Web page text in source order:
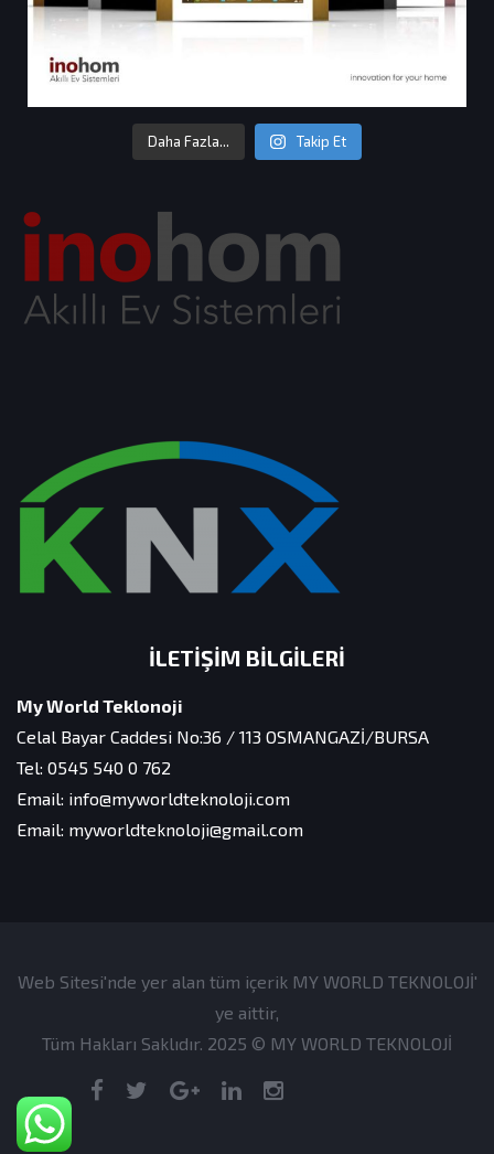
Daha Fazla... Takip Et
İLETIŞIM BILGILERI
My World Teklonoji
Celal Bayar Caddesi No:36 / 113 OSMANGAZİ/BURSA
Tel: 0545 540 0 762
Email: info@myworldteknoloji.com
Email: myworldteknoloji@gmail.com
Web Sitesi'nde yer alan tüm içerik MY WORLD TEKNOLOJİ'
ye aittir,
Tüm Hakları Saklıdır. 2025 © MY WORLD TEKNOLOJİ